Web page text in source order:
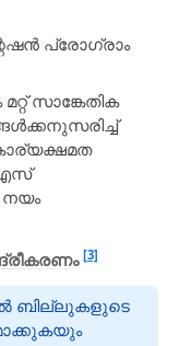
പ്രോഗ്രാം
സാങ്കേതിക
നയം
[3]
ബില്ലുകളുടെ